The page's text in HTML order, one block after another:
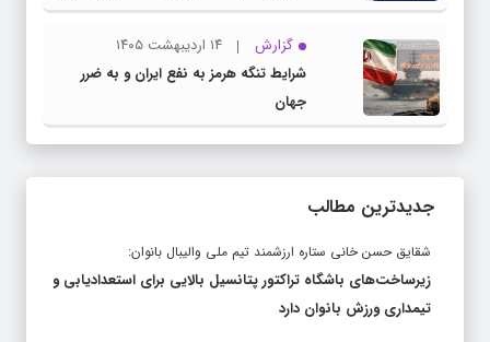
دات کام
گزارش
۱۴ اردیبهشت ۱۴۰۵
شرایط تنگه هرمز به نفع ایران و به ضرر
جهان
جدیدترین مطالب
شقایق حسن خانی ستاره ارزشمند تیم ملی والیبال بانوان:
زیرساخت‌های باشگاه تراکتور پتانسیل بالایی برای استعدادیابی و
تیمداری ورزش بانوان دارد